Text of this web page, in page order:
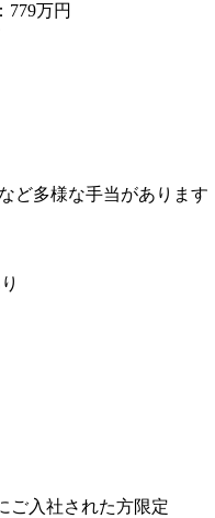
779万円
ど多様な手当がありま
ご入社された方限定